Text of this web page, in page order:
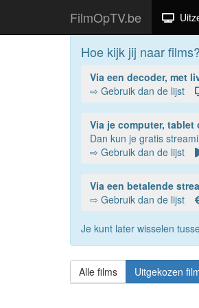
FilmOpTV.be
Hoe kijk jij naar films?
Via een decoder, met
⇨ Gebruik dan de lijst
Dan kun je gratis
⇨ Gebruik dan de lijst
Via een betalende
⇨ Gebruik dan de lijst
Je kunt later wisselen
Alle films Uitgekozen